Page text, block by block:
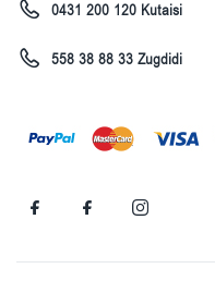
0431 200 120 Kutaisi
558 38 88 33 Zugdidi